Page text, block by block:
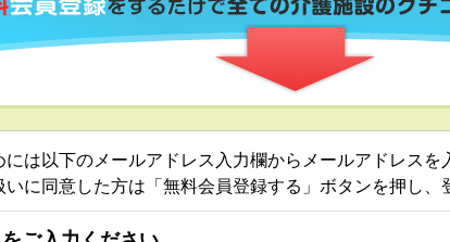
は以下のメールアドレス入力欄からメールアドレスを
に同意した方は「無料会員登録する」ボタンを押し、